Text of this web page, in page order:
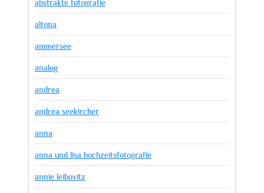
abstrakte fotografie
altona
ammersee
analog
andrea
andrea seekircher
anna
anna und lisa hochzeitsfotografie
annie leibovitz